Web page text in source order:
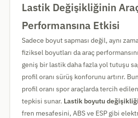
Lastik Değişikliğinin
Performansına Etkisi
Sadece boyut sapması değil, aynı
fiziksel boyutları da araç
geniş bir lastik daha fazla yol tutuşu
profil oranı sürüş konforunu artırır.
profil oranı spor araçlarda tercih
tepkisi sunar. Lastik boyutu değişikliği
fren mesafesini, ABS ve ESP gibi